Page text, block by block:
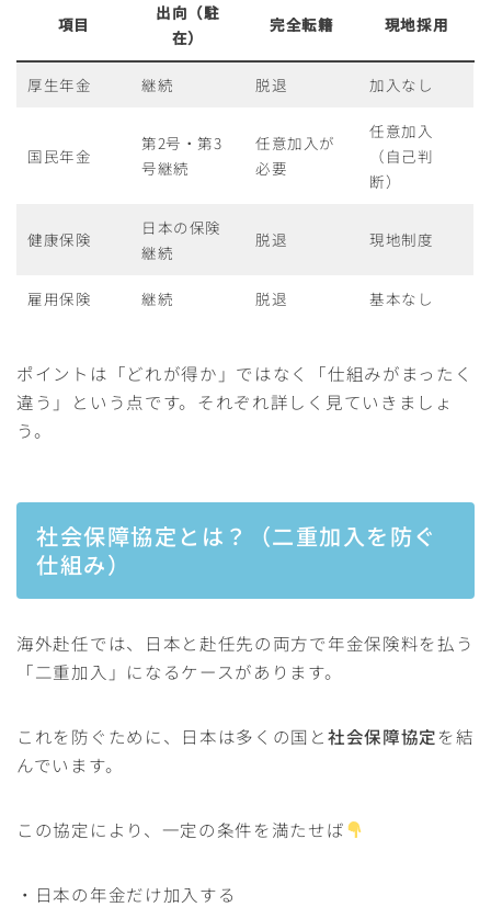
項目
出向（駐
在）
完全転籍 現地採用
厚生年金 継続 脱退 加入なし
国民年金
第2号・第3
号継続
任意加入が
必要
任意加入
（自己判
断）
健康保険
日本の保険
継続
脱退 現地制度
雇用保険 継続 脱退 基本なし
ポイントは「どれが得か」ではなく「仕組みがまったく
違う」という点です。それぞれ詳しく見ていきましょ
う。
社会保障協定とは？（二重加入を防ぐ
仕組み）
海外赴任では、日本と赴任先の両方で年金保険料を払う
「二重加入」になるケースがあります。
これを防ぐために、日本は多くの国と社会保障協定を結
んでいます。
この協定により、一定の条件を満たせば
・日本の年金だけ加入する